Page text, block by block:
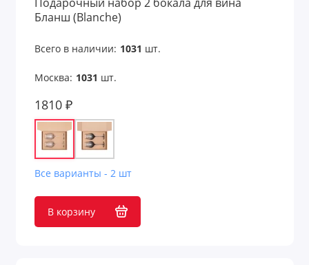
Подарочные наборы с кофе
Подарочные наборы с медом
Подарочные наборы с мультитулами
Подарочные наборы с пледами
Подарочные наборы с флешками
Подарочные наборы с чаем
Бланш (Blanche)
Всего в наличии: 1031 шт.
Москва: 1031 шт.
1810 ₽
Все варианты - 2 шт
В корзину